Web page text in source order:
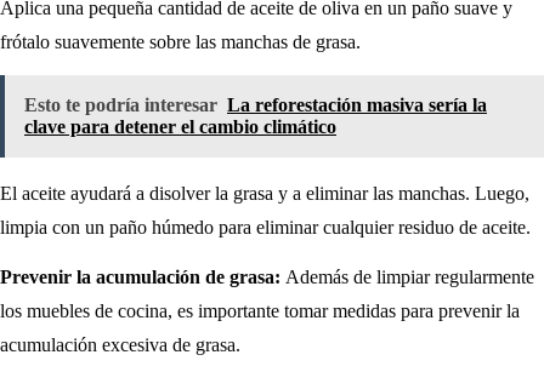
Aplica una pequeña cantidad de aceite de oliva en un paño suave y
frótalo suavemente sobre las manchas de grasa.
Esto te podría interesar La reforestación masiva sería la
clave para detener el cambio climático
El aceite ayudará a disolver la grasa y a eliminar las manchas. Luego,
limpia con un paño húmedo para eliminar cualquier residuo de aceite.
Prevenir la acumulación de grasa: Además de limpiar regularmente
los muebles de cocina, es importante tomar medidas para prevenir la
acumulación excesiva de grasa.